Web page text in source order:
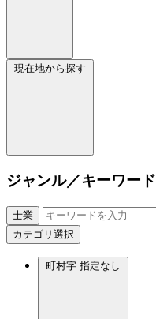
現在地から探す
ジャンル／キーワード
士業
カテゴリ選択
町村字 指定なし